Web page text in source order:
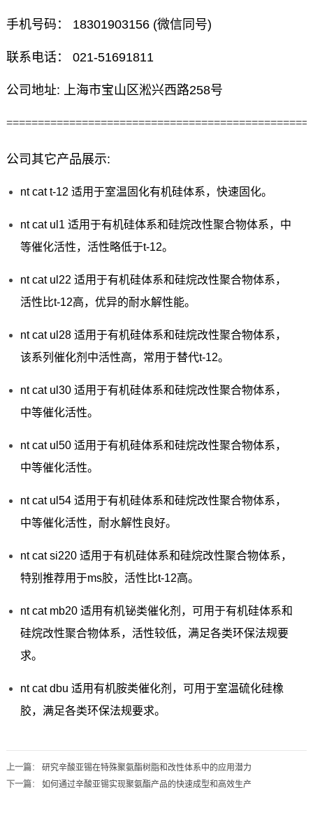
手机号码： 18301903156 (微信同号)
联系电话： 021-51691811
公司地址: 上海市宝山区淞兴西路258号
公司其它产品展示:
nt cat t-12 适用于室温固化有机硅体系，快速固化。
nt cat ul1 适用于有机硅体系和硅烷改性聚合物体系，中
等催化活性，活性略低于t-12。
nt cat ul22 适用于有机硅体系和硅烷改性聚合物体系，
活性比t-12高，优异的耐水解性能。
nt cat ul28 适用于有机硅体系和硅烷改性聚合物体系，
该系列催化剂中活性高，常用于替代t-12。
nt cat ul30 适用于有机硅体系和硅烷改性聚合物体系，
中等催化活性。
nt cat ul50 适用于有机硅体系和硅烷改性聚合物体系，
中等催化活性。
nt cat ul54 适用于有机硅体系和硅烷改性聚合物体系，
中等催化活性，耐水解性良好。
nt cat si220 适用于有机硅体系和硅烷改性聚合物体系，
特别推荐用于ms胶，活性比t-12高。
nt cat mb20 适用有机铋类催化剂，可用于有机硅体系和
硅烷改性聚合物体系，活性较低，满足各类环保法规要
求。
nt cat dbu 适用有机胺类催化剂，可用于室温硫化硅橡
胶，满足各类环保法规要求。
上一篇： 研究辛酸亚锡在特殊聚氨酯树脂和改性体系中的应用潜力
下一篇： 如何通过辛酸亚锡实现聚氨酯产品的快速成型和高效生产